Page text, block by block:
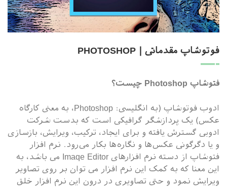
فوتوشاپ مقدماتی | PHOTOSHOP
فتوشاپ Photoshop چیست؟
ادوب فوتوشاپ (به انگلیسی: Photoshop، به معنی کارگاه
عکس) یک پردازشگر گرافیکی است که بدست شرکت
ادوبی گسترش یافته و برای ایجاد، ترکیب، ویرایش، بازسازی
و یا دگرگونی عکس‌ها و نگاره‌ها بکار می‌رود. نرم افزار
فتوشاپ از دسته نرم افزارهای Imaqe Editor می باشد، به
این معنا که به کمک این نرم افزار می توان بر روی تصاویر
ویرایش نمود و حتی تصاویری در درون این نرم افزار خلق